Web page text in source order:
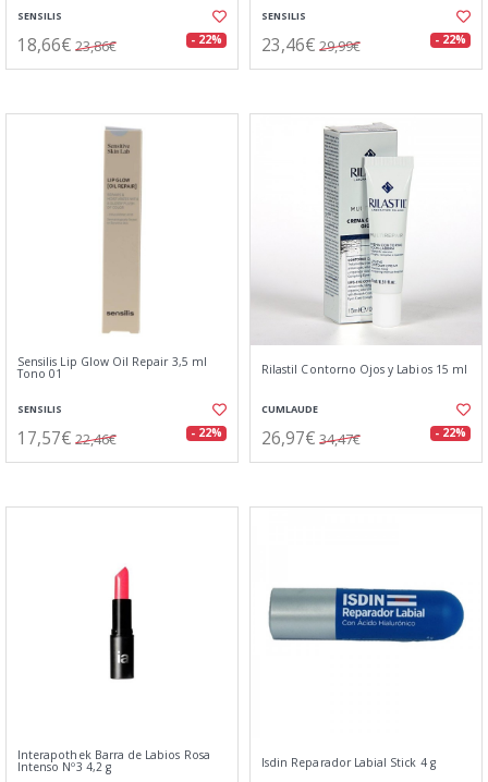
SENSILIS
18,66€ 23,86€ - 22%
SENSILIS
23,46€ 29,99€ - 22%
Sensilis Lip Glow Oil Repair 3,5 ml
Tono 01
SENSILIS
17,57€ 22,46€ - 22%
Rilastil Contorno Ojos y Labios 15 ml
CUMLAUDE
26,97€ 34,47€ - 22%
Interapothek Barra de Labios Rosa
Intenso Nº3 4,2 g Isdin Reparador Labial Stick 4 g